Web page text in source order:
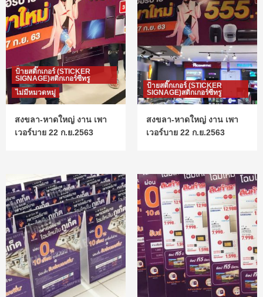
ป้ายสติ๊กเกอร์ (STICKER
SIGNAGE)สติกเกอร์ซีทรู
ไม่มีหมวดหมู่
สงขลา-หาดใหญ่ งาน เพา
เวอร์บาย 22 ก.ย.2563
ป้ายสติ๊กเกอร์ (STICKER
SIGNAGE)สติกเกอร์ซีทรู
สงขลา-หาดใหญ่ งาน เพา
เวอร์บาย 22 ก.ย.2563